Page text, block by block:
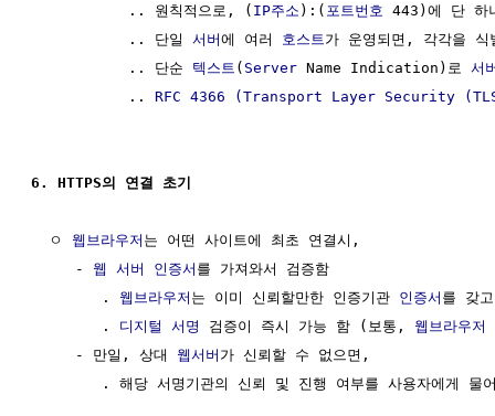
           .. 원칙적으로, (
IP주소 ):( 포트번호 443)에 단 하
           .. 단일
서버에 여러 호스트 가 운영되면, 각각을
           .. 단순
텍스트 ( Server Name Indication)로 서
           ..
RFC 4366 (Transport Layer Security
6. HTTPS의 연결 초기
  ㅇ
웹브라우저 는 어떤 사이트에 최초 연결시,
     -
웹 서버 인증서 를 가져와서 검증함
        .
웹브라우저 는 이미 신뢰할만한 인증기관 인증서 를 갖
        .
디지털 서명 검증이 즉시 가능 함 (보통, 웹브라우저
     - 만일, 상대
웹서버 가 신뢰할 수 없으면,